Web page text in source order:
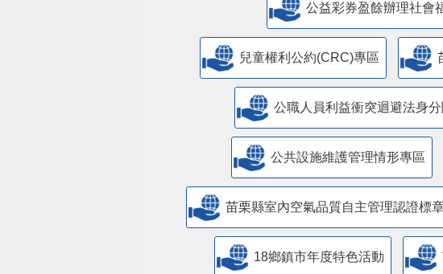
公益彩券盈餘辦理社會
兒童權利公約(CRC)專區
公職人員利益衝突迴避法身
​公共設施維護管理情形專區
苗栗縣室內空氣品質自主管理認證標
18鄉鎮市年度特色活動